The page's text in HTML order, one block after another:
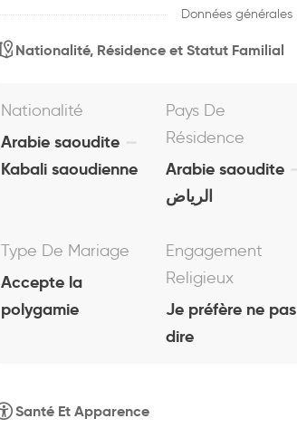
Données générales
Nationalité, Résidence et Statut Familial
Nationalité
Arabie saoudite
Kabali saoudienne
Pays De
Résidence
Arabie saoudite
الرياض
Type De Mariage
Accepte la
polygamie
Engagement
Religieux
Je préfère ne pas
dire
Santé Et Apparence